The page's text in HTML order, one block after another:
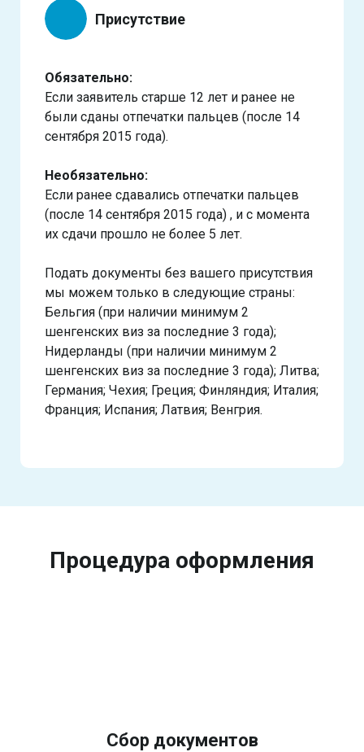
Присутствие
Обязательно:
Если заявитель старше 12 лет и ранее не
были сданы отпечатки пальцев (после 14
сентября 2015 года).
Необязательно:
Если ранее сдавались отпечатки пальцев
(после 14 сентября 2015 года) , и с момента
их сдачи прошло не более 5 лет.
Подать документы без вашего присутствия
мы можем только в следующие страны:
Бельгия (при наличии минимум 2
шенгенских виз за последние 3 года);
Нидерланды (при наличии минимум 2
шенгенских виз за последние 3 года); Литва;
Германия; Чехия; Греция; Финляндия; Италия;
Франция; Испания; Латвия; Венгрия.
Процедура оформления
Сбор документов